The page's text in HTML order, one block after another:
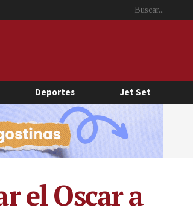
Deportes Jet Set
el Oscar a